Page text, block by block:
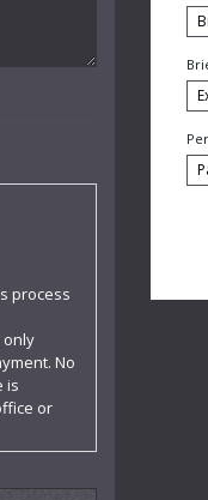
process
only
No
is
or